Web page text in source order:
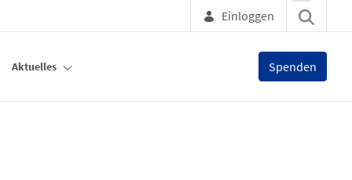
Einloggen
Aktuelles Spenden